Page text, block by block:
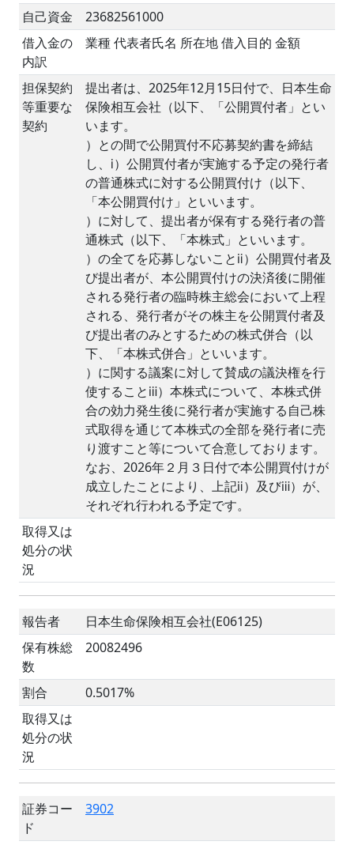
自己資金
23682561000
借入金の
内訳
業種 代表者氏名 所在地 借入目的 金額
担保契約
等重要な
契約
提出者は、2025年12月15日付で、日本生命
保険相互会社（以下、「公開買付者」とい
います。
）との間で公開買付不応募契約書を締結
し、ⅰ）公開買付者が実施する予定の発行者
の普通株式に対する公開買付け（以下、
「本公開買付け」といいます。
）に対して、提出者が保有する発行者の普
通株式（以下、「本株式」といいます。
）の全てを応募しないことⅱ）公開買付者及
び提出者が、本公開買付けの決済後に開催
される発行者の臨時株主総会において上程
される、発行者がその株主を公開買付者及
び提出者のみとするための株式併合（以
下、「本株式併合」といいます。
）に関する議案に対して賛成の議決権を行
使することⅲ）本株式について、本株式併
合の効力発生後に発行者が実施する自己株
式取得を通じて本株式の全部を発行者に売
り渡すこと等について合意しております。
なお、2026年２月３日付で本公開買付けが
成立したことにより、上記ⅱ）及びⅲ）が、
それぞれ行われる予定です。
取得又は
処分の状
況
報告者
日本生命保険相互会社(E06125)
保有株総
数
20082496
割合
0.5017%
取得又は
処分の状
況
証券コー
ド
3902